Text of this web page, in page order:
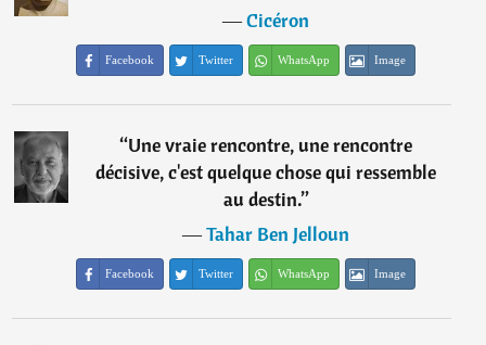
―Cicéron
Facebook Twitter WhatsApp Image
“Une vraie rencontre, une rencontre
décisive, c'est quelque chose qui ressemble
au destin.”
―Tahar Ben Jelloun
Facebook Twitter WhatsApp Image